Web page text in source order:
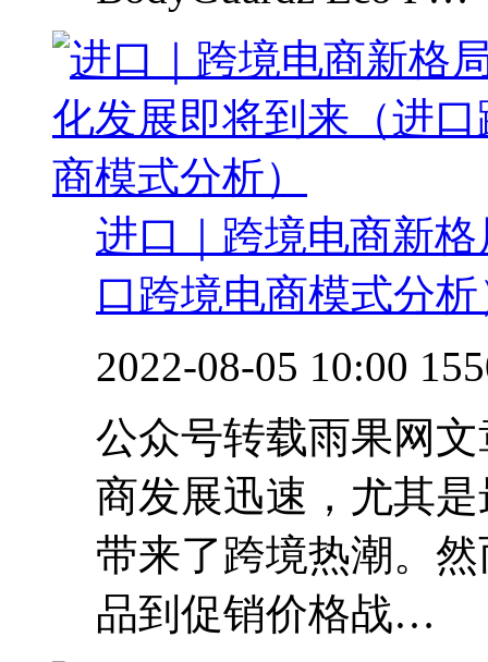
进口｜跨境电商新
口跨境电商模式分析
2022-08-05 10:00
公众号转载雨果网
商发展迅速，尤其
带来了跨境热潮。
品到促销价格战…